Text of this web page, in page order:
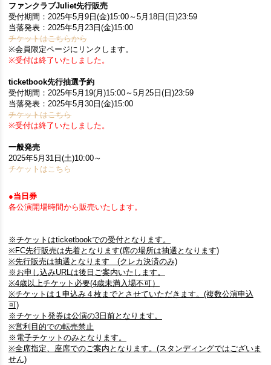
ファンクラブJuliet先行販売
受付期間：2025年5月9日(金)15:00～5月18日(日)23:59
当落発表：2025年5月23日(金)15:00
チケットはこちらから
※会員限定ページにリンクします。
※受付は終了いたしました。​
ticketbook先行抽選予約
受付期間：2025年5月19(月)15:00～5月25日(日)23:59
当落発表：2025年5月30日(金)15:00
チケットはこちら
※受付は終了いたしました。​
一般発売
2025年5月31日(土)10:00～
チケットはこちら
●当日券
各公演開場時間から販売いたします。
※チケットはticketbookでの受付となります。
※FC先行販売は先着となります(席の場所は抽選となります)​
※先行販売は抽選となります (クレカ決済のみ)
※お申し込みURLは後日ご案内いたします。
※4歳以上チケット必要(4歳未満入場不可）
※チケットは１申込み４枚までとさせていただきます。(複数公演申込
可)
※チケット発券は公演の3日前となります。
​※営利目的での転売禁止
※電子チケットのみとなります。
※全席指定、座席でのご案内となります。(スタンディングではございま
せん)